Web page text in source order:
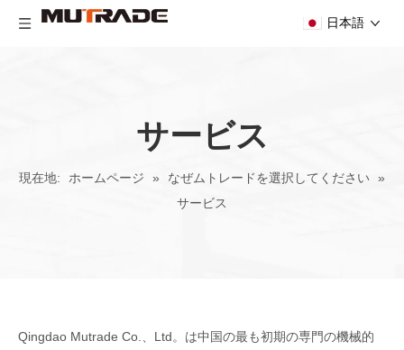
日本語
サービス
現在地: ホームページ » なぜムトレードを選択してください »
サービス
Qingdao Mutrade Co.、Ltd。は中国の最も初期の専門の機械的